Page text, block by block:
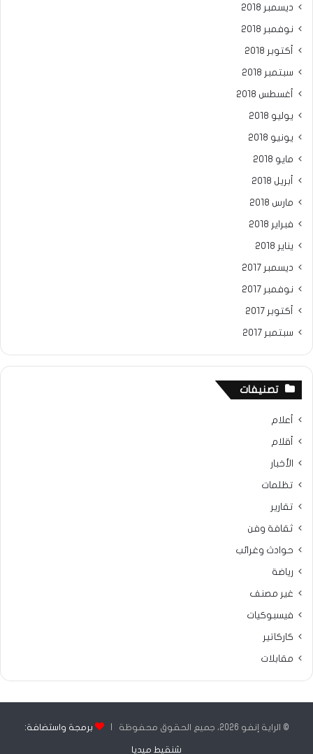
ديسمبر 2018
نوفمبر 2018
أكتوبر 2018
سبتمبر 2018
أغسطس 2018
يوليو 2018
يونيو 2018
مايو 2018
أبريل 2018
مارس 2018
فبراير 2018
يناير 2018
ديسمبر 2017
نوفمبر 2017
أكتوبر 2017
سبتمبر 2017
تصنيفات
أعلام
أقلام
الأخبار
تظلمات
تقارير
ثقافة وفن
حوادث وغرائب
رياضة
غير مصنف
فيسبوكيات
كاركاتير
مقابلات
© الراية إنفو 2026، جميع الحقوق محفوظة | برمجة واستضافة:
شنقيط ميديا